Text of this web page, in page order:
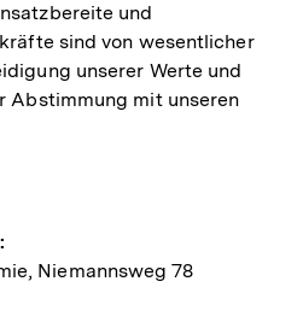
und
sind von wesentlicher
unserer Werte und
Abstimmung mit unseren
Niemannsweg 78